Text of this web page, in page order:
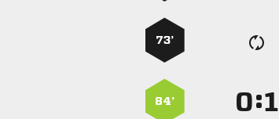
73’
84’ :